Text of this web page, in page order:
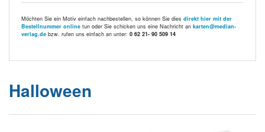
Möchten Sie ein Motiv einfach nachbestellen, so können Sie dies direkt hier mit der
Bestellnummer online tun oder Sie schicken uns eine Nachricht an karten@median-
verlag.de bzw. rufen uns einfach an unter: 0 62 21- 90 509 14
Halloween